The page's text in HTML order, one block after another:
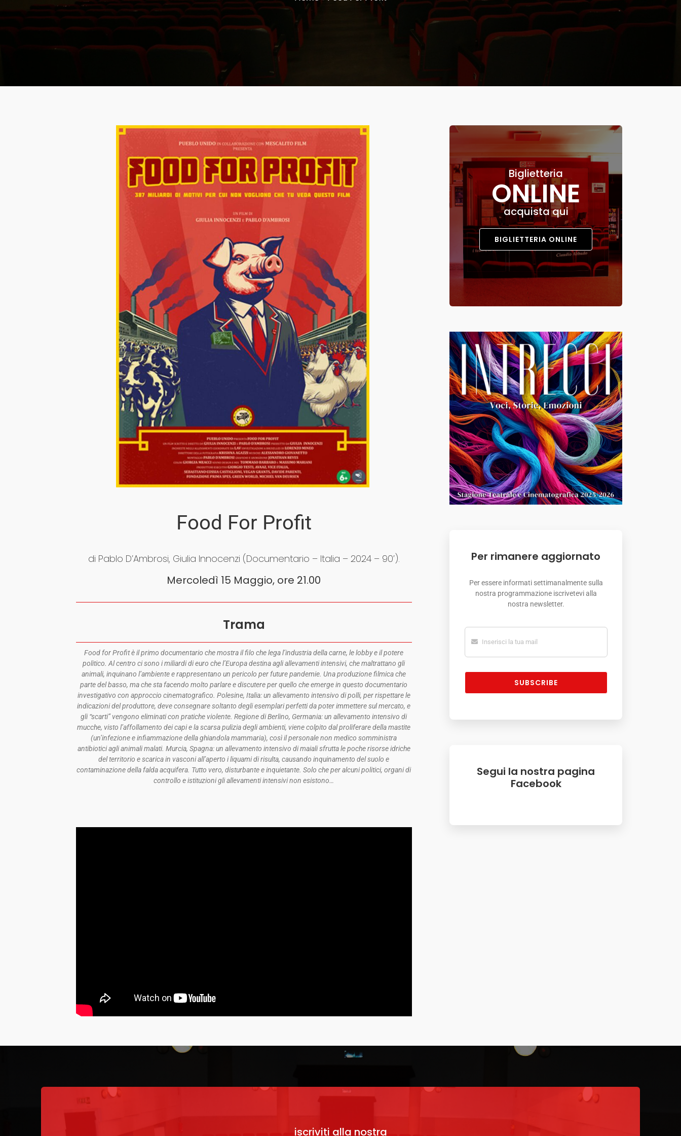
Food For Profit
di Pablo D’Ambrosi, Giulia Innocenzi (Documentario – Italia – 2024 – 90’).
Mercoledì 15 Maggio, ore 21.00
Trama
Food for Profit è il primo documentario che mostra il filo che lega l’industria della carne, le lobby e il potere
politico. Al centro ci sono i miliardi di euro che l’Europa destina agli allevamenti intensivi, che maltrattano gli
animali, inquinano l’ambiente e rappresentano un pericolo per future pandemie. Una produzione filmica che
parte del basso, ma che sta facendo molto parlare e discutere per quello che emerge in questo documentario
investigativo con approccio cinematografico. Polesine, Italia: un allevamento intensivo di polli, per rispettare le
indicazioni del produttore, deve consegnare soltanto degli esemplari perfetti da poter immettere sul mercato, e
gli “scarti” vengono eliminati con pratiche violente. Regione di Berlino, Germania: un allevamento intensivo di
mucche, visto l’affollamento dei capi e la scarsa pulizia degli ambienti, viene colpito dal proliferare della mastite
(un’infezione e infiammazione della ghiandola mammaria), così il personale non medico somministra
antibiotici agli animali malati. Murcia, Spagna: un allevamento intensivo di maiali sfrutta le poche risorse idriche
del territorio e scarica in vasconi all’aperto i liquami di risulta, causando inquinamento del suolo e
contaminazione della falda acquifera. Tutto vero, disturbante e inquietante. Solo che per alcuni politici, organi di
controllo e istituzioni gli allevamenti intensivi non esistono…
Biglietteria
ONLINE
acquista qui
BIGLIETTERIA ONLINE
Per rimanere aggiornato
Per essere informati settimanalmente sulla
nostra programmazione iscrivetevi alla
nostra newsletter.
SUBSCRIBE
Segui la nostra pagina
Facebook
iscriviti alla nostra